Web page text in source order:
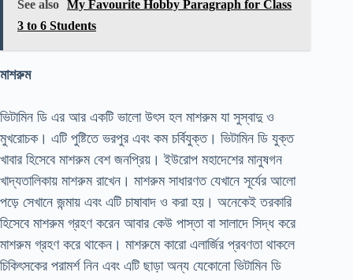
See also My Favourite Hobby Paragraph for Class
3 to 6 Students
মাশরুম
ভিটামিন ডি এর আর একটি ভালো উৎস হল মাশরুম যা সুস্বাদু ও
মুখরোচক। এটি পুষ্টিতে ভরপুর এবং কম চর্বিযুক্ত। ভিটামিন ডি যুক্ত
খাবার হিসেবে মাশরুম বেশ জনপ্রিয়। ইউরোপ মহাদেশের মানুষগন
খাদ্যতালিকায় মাশরুম রাখেন। মাশরুম সাধারণত যেখানে সূর্যের আলো
পড়ে সেখানে জন্মায় এবং এটি চাষাবাদ ও করা হয়। অনেকেই তরকারি
হিসেবে মাশরুম গ্রহণ করেন আবার কেউ পাস্তা বা সালাদে সিদ্ধ করে
মাশরুম গ্রহণ করে থাকেন। মাশরুমে কারো এলার্জির প্রবণতা থাকলে
চিকিৎসকের পরামর্শ নিন এবং এটি ছাড়া অন্য যেকোনো ভিটামিন ডি